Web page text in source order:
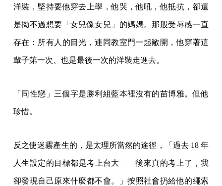
洋裝，堅持要他穿去上學，他哭，他吼，他抵抗，卻還
是拗不過想要「女兒像女兒」的媽媽。那股受辱感一直
存在：所有人的目光，連同教室門一起敞開，他穿著這
輩子第一次、也是最後一次的洋裝走進去。
「同性戀」三個字是勝利組藍本裡沒有的苗博雅。但他
珍惜。
反之使迷霧產生的，是太理所當然的途徑，「過去 18 年
人生設定的目標都是考上台大——後來真的考上了，我
卻發現自己原來什麼都不會。」按照社會扔給他的繩索